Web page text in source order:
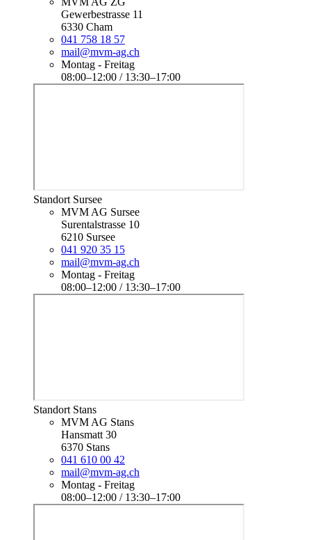
Gewerbestrasse 11
6330 Cham
041 758 18 57
mail@mvm-ag.ch
Montag - Freitag
08:00–12:00 / 13:30–17:00
Standort Sursee
MVM AG Sursee
Surentalstrasse 10
6210 Sursee
041 920 35 15
mail@mvm-ag.ch
Montag - Freitag
08:00–12:00 / 13:30–17:00
Standort Stans
MVM AG Stans
Hansmatt 30
6370 Stans
041 610 00 42
mail@mvm-ag.ch
Montag - Freitag
08:00–12:00 / 13:30–17:00